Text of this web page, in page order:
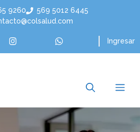
9260
569 5012 6445
Ingresar